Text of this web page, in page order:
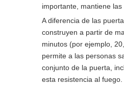
importante, mantiene
A diferencia de las
construyen a partir de
minutos (por ejemplo,
permite a las personas
conjunto de la puerta,
esta resistencia al fuego.